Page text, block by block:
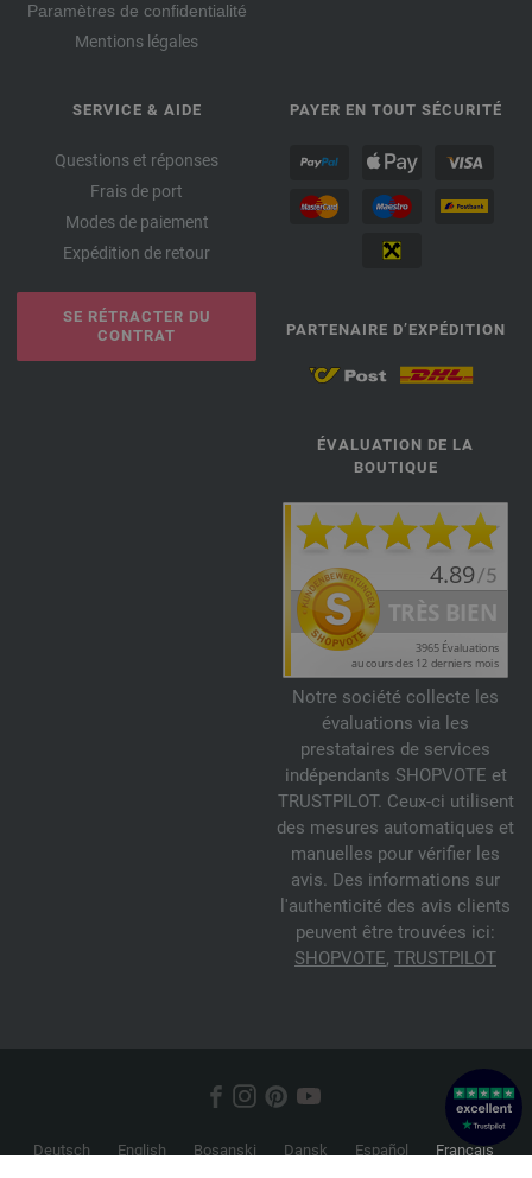
Paramètres de confidentialité
Mentions légales
SERVICE & AIDE
Questions et réponses
Frais de port
Modes de paiement
Expédition de retour
SE RÉTRACTER DU
CONTRAT
PAYER EN TOUT SÉCURITÉ
PARTENAIRE D’EXPÉDITION
ÉVALUATION DE LA
BOUTIQUE
Notre société collecte les
évaluations via les
prestataires de services
indépendants SHOPVOTE et
TRUSTPILOT. Ceux-ci utilisent
des mesures automatiques et
manuelles pour vérifier les
avis. Des informations sur
l'authenticité des avis clients
peuvent être trouvées ici:
SHOPVOTE, TRUSTPILOT
Deutsch English Bosanski Dansk Español
Français